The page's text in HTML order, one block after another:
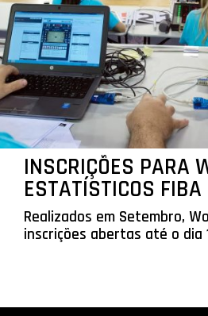
INSCRIÇÕES PARA
ESTATÍSTICOS FIBA
Realizados em Setembro,
inscrições abertas até o dia